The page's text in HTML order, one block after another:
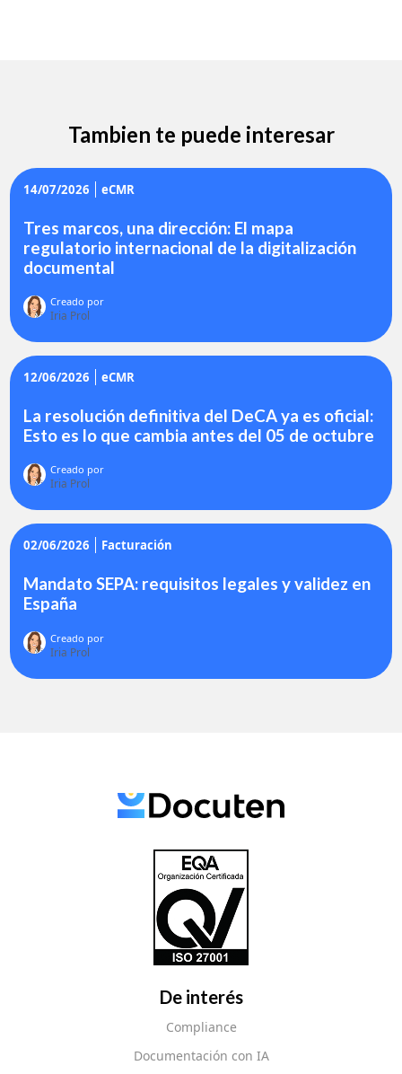
Tambien te puede interesar
14/07/2026 eCMR
Tres marcos, una dirección: El mapa
regulatorio internacional de la digitalización
documental
Creado por
Iria Prol
12/06/2026 eCMR
La resolución definitiva del DeCA ya es oficial:
Esto es lo que cambia antes del 05 de octubre
Creado por
Iria Prol
02/06/2026 Facturación
Mandato SEPA: requisitos legales y validez en
España
Creado por
Iria Prol
De interés
Compliance
Documentación con IA